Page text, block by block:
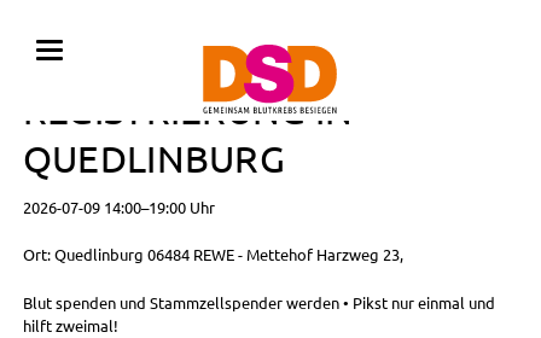
BLUTSPENDE MIT
REGISTRIERUNG IN
QUEDLINBURG
2026-07-09 14:00–19:00 Uhr
Ort: Quedlinburg 06484 REWE - Mettehof Harzweg 23,
Blut spenden und Stammzellspender werden • Pikst nur einmal und
hilft zweimal!